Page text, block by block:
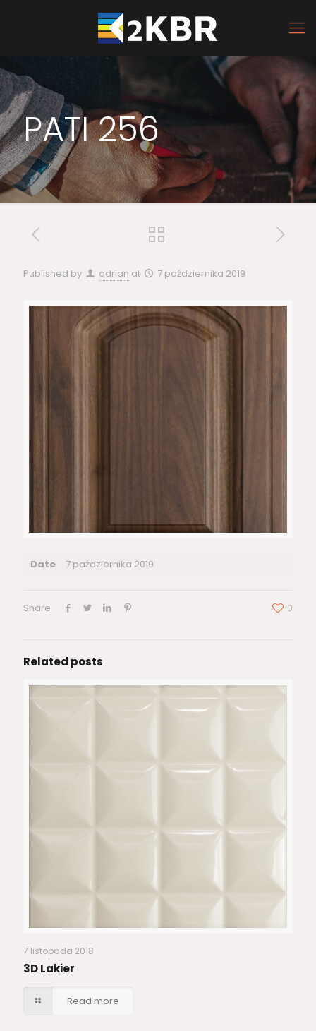
PATI 256
Published by adrian at 7 października 2019
Date 7 października 2019
Share 0
Related posts
7 listopada 2018
3D Lakier
Read more